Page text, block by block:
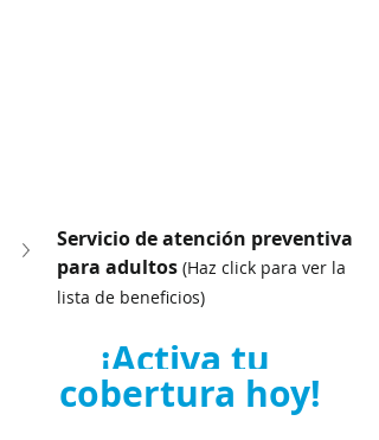
Servicio de atención preventiva
para adultos (Haz click para ver la
lista de beneficios)
¡Activa tu
cobertura hoy!